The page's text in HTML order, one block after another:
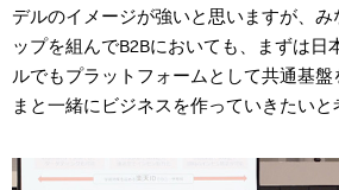
デルのイメージが強いと思いますが、
ップを組んでB2Bにおいても、まずは日
ルでもプラットフォームとして共通基盤
まと一緒にビジネスを作っていきたいと